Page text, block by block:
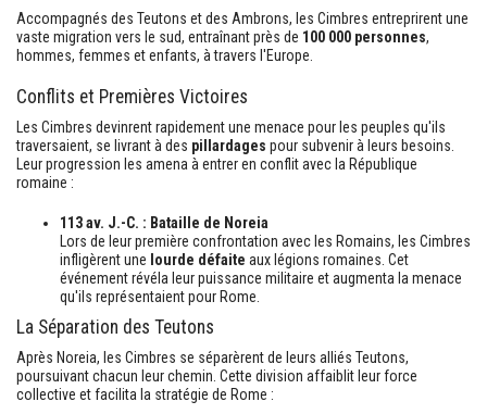
Accompagnés des Teutons et des Ambrons, les Cimbres entreprirent une
vaste migration vers le sud, entraînant près de 100 000 personnes,
hommes, femmes et enfants, à travers l'Europe.
Conflits et Premières Victoires
Les Cimbres devinrent rapidement une menace pour les peuples qu'ils
traversaient, se livrant à des pillardages pour subvenir à leurs besoins.
Leur progression les amena à entrer en conflit avec la République
romaine :
113 av. J.-C. : Bataille de Noreia
Lors de leur première confrontation avec les Romains, les Cimbres
infligèrent une lourde défaite aux légions romaines. Cet
événement révéla leur puissance militaire et augmenta la menace
qu'ils représentaient pour Rome.
La Séparation des Teutons
Après Noreia, les Cimbres se séparèrent de leurs alliés Teutons,
poursuivant chacun leur chemin. Cette division affaiblit leur force
collective et facilita la stratégie de Rome :